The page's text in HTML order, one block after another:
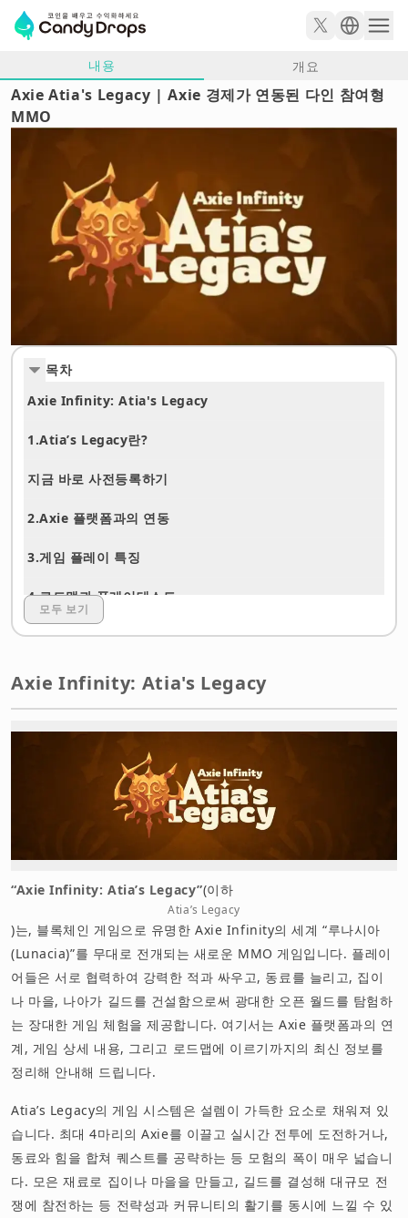
내용 개요
Axie Atia's Legacy | Axie 경제가 연동된 다인 참여형
MMO
목차
Axie Infinity: Atia's Legacy
1.Atia’s Legacy란?
지금 바로 사전등록하기
2.Axie 플랫폼과의 연동
3.게임 플레이 특징
4.로드맵과 플레이테스트
5.사전등록과 보상 프로그램
6.과거 Axie 타이틀로부터의 학습
7.향후 전망
지금 바로 사전등록하기
모두 보기
Axie Infinity: Atia's Legacy
“Axie Infinity: Atia’s Legacy”(이하
Atia’s Legacy
)는, 블록체인 게임으로 유명한 Axie Infinity의 세계 “루나시아
(Lunacia)”를 무대로 전개되는 새로운 MMO 게임입니다. 플레이
어들은 서로 협력하여 강력한 적과 싸우고, 동료를 늘리고, 집이
나 마을, 나아가 길드를 건설함으로써 광대한 오픈 월드를 탐험하
는 장대한 게임 체험을 제공합니다. 여기서는 Axie 플랫폼과의 연
계, 게임 상세 내용, 그리고 로드맵에 이르기까지의 최신 정보를
정리해 안내해 드립니다.
Atia’s Legacy의 게임 시스템은 설렘이 가득한 요소로 채워져 있
습니다. 최대 4마리의 Axie를 이끌고 실시간 전투에 도전하거나,
동료와 힘을 합쳐 퀘스트를 공략하는 등 모험의 폭이 매우 넓습니
다. 모은 재료로 집이나 마을을 만들고, 길드를 결성해 대규모 전
쟁에 참전하는 등 전략성과 커뮤니티의 활기를 동시에 느낄 수 있